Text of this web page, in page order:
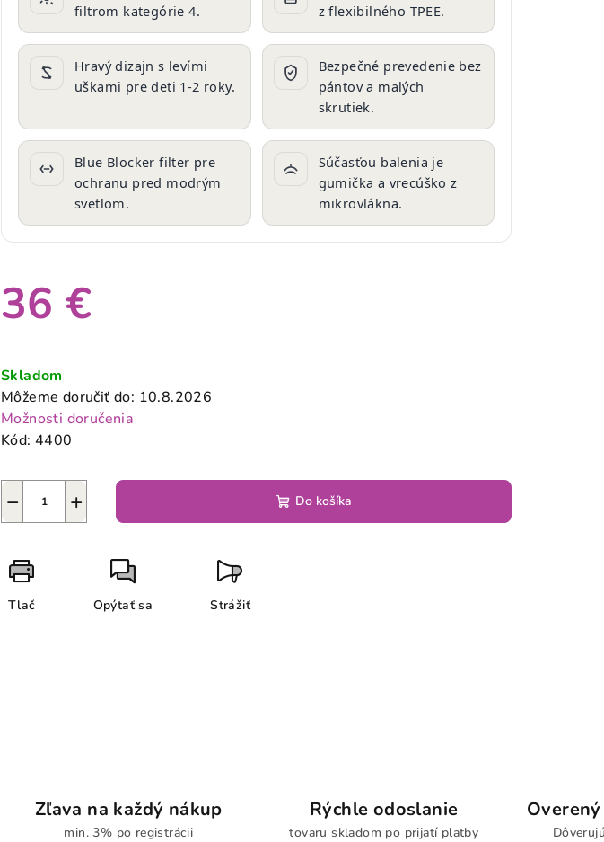
hviezdičiek.
filtrom kategórie 4.
z flexibilného TPEE.
Hravý dizajn s levími
uškami pre deti 1-2 roky.
Bezpečné prevedenie bez
pántov a malých
skrutiek.
Blue Blocker filter pre
ochranu pred modrým
svetlom.
Súčasťou balenia je
gumička a vrecúško z
mikrovlákna.
36 €
cena:
Skladom
Môžeme doručiť do: 10.8.2026
Možnosti doručenia
Kód: 4400
+
− Do košíka
Tlač Opýtať sa Strážiť
Zľava na každý nákup
min. 3% po registrácii
Rýchle odoslanie
tovaru skladom po prijatí platby